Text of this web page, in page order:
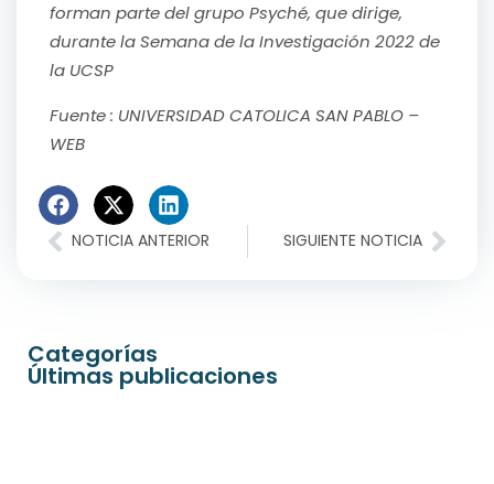
forman parte del grupo Psyché, que dirige,
durante la Semana de la Investigación 2022 de
la UCSP
Fuente : UNIVERSIDAD CATOLICA SAN PABLO –
WEB
NOTICIA ANTERIOR SIGUIENTE NOTICIA
Categorías
Últimas publicaciones